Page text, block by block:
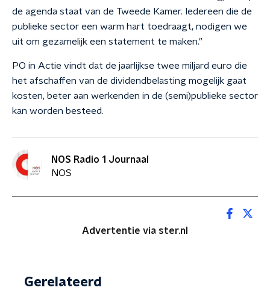
de agenda staat van de Tweede Kamer. Iedereen die de
publieke sector een warm hart toedraagt, nodigen we
uit om gezamelijk een statement te maken."
PO in Actie vindt dat de jaarlijkse twee miljard euro die
het afschaffen van de dividendbelasting mogelijk gaat
kosten, beter aan werkenden in de (semi)publieke sector
kan worden besteed.
NOS Radio 1 Journaal
NOS
Advertentie via ster.nl
Gerelateerd